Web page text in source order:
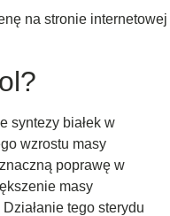
na stronie internetowej
syntezy białek w
wzrostu masy
poprawę w
masy
tego sterydu